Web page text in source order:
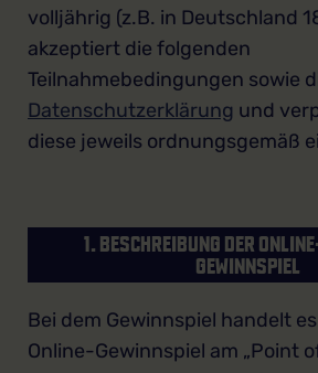
volljährig (z.B. in Deutschland
akzeptiert die folgenden
Teilnahmebedingungen sowie
Datenschutzerklärung und
diese jeweils ordnungsgemäß
1. BESCHREIBUNG DER
GEWINNSPIEL
Bei dem Gewinnspiel handelt
Online-Gewinnspiel am „Point